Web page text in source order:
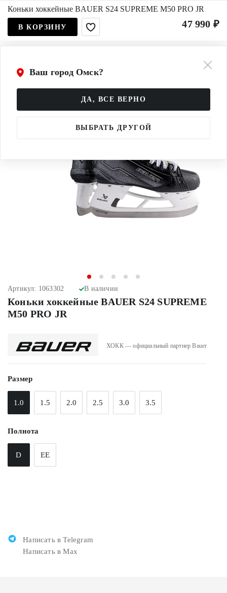
Ваш город Омск?
ДА, ВСЕ ВЕРНО
ВЫБРАТЬ ДРУГОЙ
Артикул: 1063302 В наличии
Коньки хоккейные BAUER S24 SUPREME
M50 PRO JR
ХОКК — официальный партнер Bauer
Размер
1.0 1.5 2.0 2.5 3.0 3.5
Полнота
D EE
Написать в Telegram
Написать в Max
Коньки хоккейные BAUER S24 SUPREME M50 PRO JR
47 990 ₽
В КОРЗИНУ